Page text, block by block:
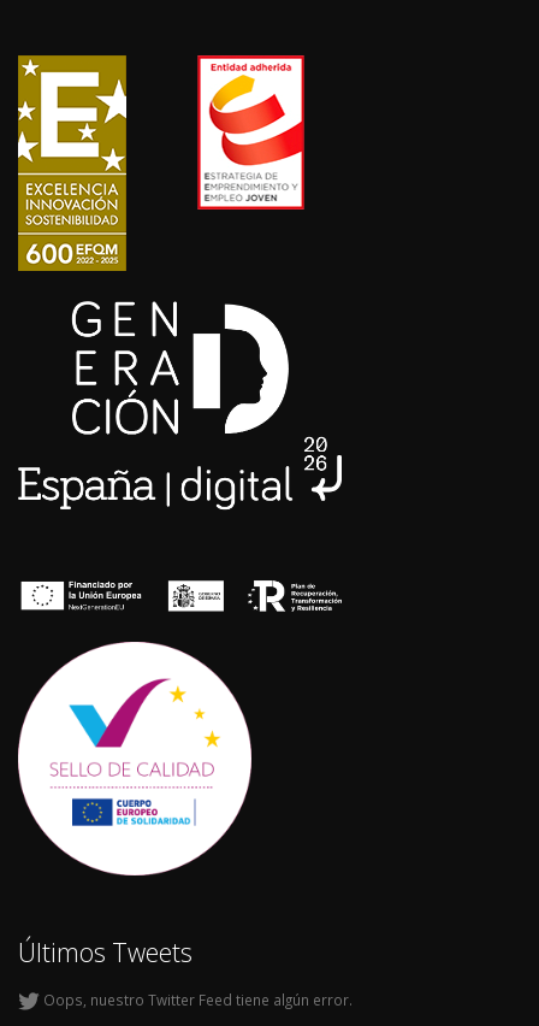
Últimos Tweets
Oops, nuestro Twitter Feed tiene algún error.